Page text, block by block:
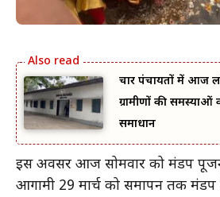
चार पंचायतों में आज
ग्रामीणों की
समाधान
इस अवसर आज सोमवार को मंडप
आगामी 29 मार्च को समापन तक